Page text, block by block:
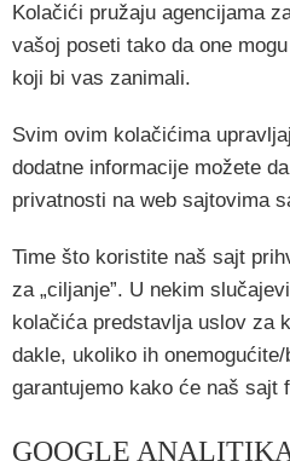
Kolačići pružaju agencijama
vašoj poseti tako da one
koji bi vas zanimali.
Svim ovim kolačićima
dodatne informacije možete
privatnosti na web sajtovima
Time što koristite naš sajt
za „ciljanje”. U nekim
kolačića predstavlja uslov za
dakle, ukoliko ih
garantujemo kako će naš sajt
GOOGLE